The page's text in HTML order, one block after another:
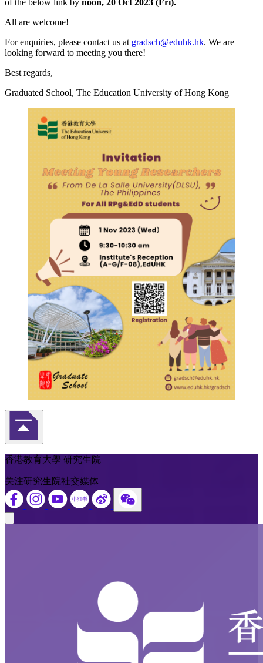
All are welcome!
For enquiries, please contact us at gradsch@eduhk.hk. We are
looking forward to meeting you there!
Best regards,
Graduated School, The Education University of Hong Kong
返回頁首
香港教育大學 研究生院
关注研究生院社交媒体
Close modal